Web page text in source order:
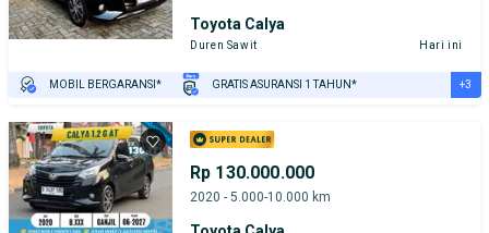
Toyota Calya
Duren Sawit Hari ini
MOBIL BERGARANSI* GRATIS ASURANSI 1 TAHUN*
PENJUAL TERVERIFIKASI
+3
Rp 130.000.000
2020 - 5.000-10.000 km